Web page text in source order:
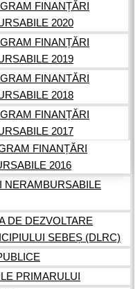
FINANȚĂRI
2020
FINANȚĂRI
2019
FINANTĂRI
2018
FINANȚĂRI
2017
FINANȚĂRI
2016
NERAMBURSABILE
DE DEZVOLTARE
SEBEȘ (DLRC)
PRIMARULUI